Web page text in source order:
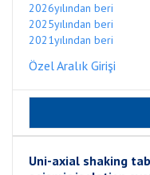
2026yılından beri
2025yılından beri
2021yılından beri
Özel Aralık Girişi
Uni-axial shaking